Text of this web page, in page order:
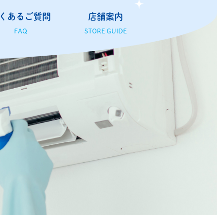
あるご質問
FAQ
店舗案内
STORE GUIDE